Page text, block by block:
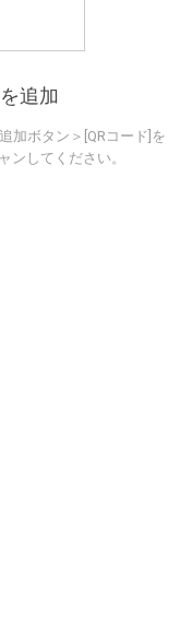
追加
加ボタン＞[QRコード]を
ンしてください。